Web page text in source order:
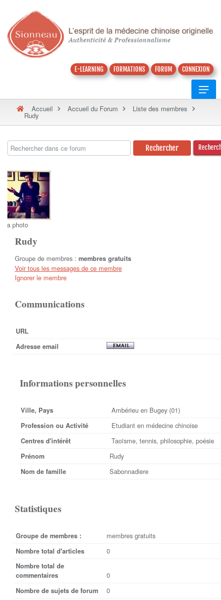
E-LEARNING FORMATIONS FORUM CONNEXION
Accueil Accueil du Forum Liste des membres
Rudy
Ma photo
Rudy
Groupe de membres : membres gratuits
Voir tous les messages de ce membre
Ignorer le membre
Communications
URL
Adresse email
Informations personnelles
Ville, Pays Ambérieu en Bugey (01)
Profession ou Activité Etudiant en médecine chinoise
Centres d'intérêt Taoïsme, tennis, philosophie, poésie
Prénom Rudy
Nom de famille Sabonnadiere
Statistiques
Groupe de membres : membres gratuits
Nombre total d'articles 0
Nombre total de
commentaires
0
Nombre de sujets de forum 0